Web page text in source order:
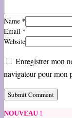
Name *
Email *
Website
Enregistrer mon
navigateur pour mon
NOUVEAU !